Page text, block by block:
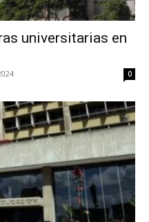
universitarias en
0